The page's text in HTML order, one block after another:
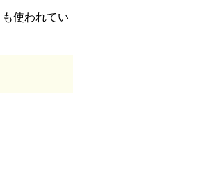
も使われてい